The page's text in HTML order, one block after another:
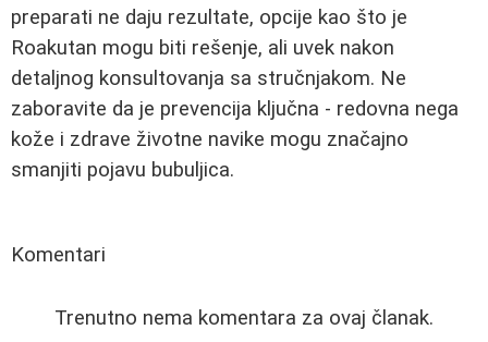
preparati ne daju rezultate, opcije kao što je
Roakutan mogu biti rešenje, ali uvek nakon
detaljnog konsultovanja sa stručnjakom. Ne
zaboravite da je prevencija ključna - redovna nega
kože i zdrave životne navike mogu značajno
smanjiti pojavu bubuljica.
Komentari
Trenutno nema komentara za ovaj članak.